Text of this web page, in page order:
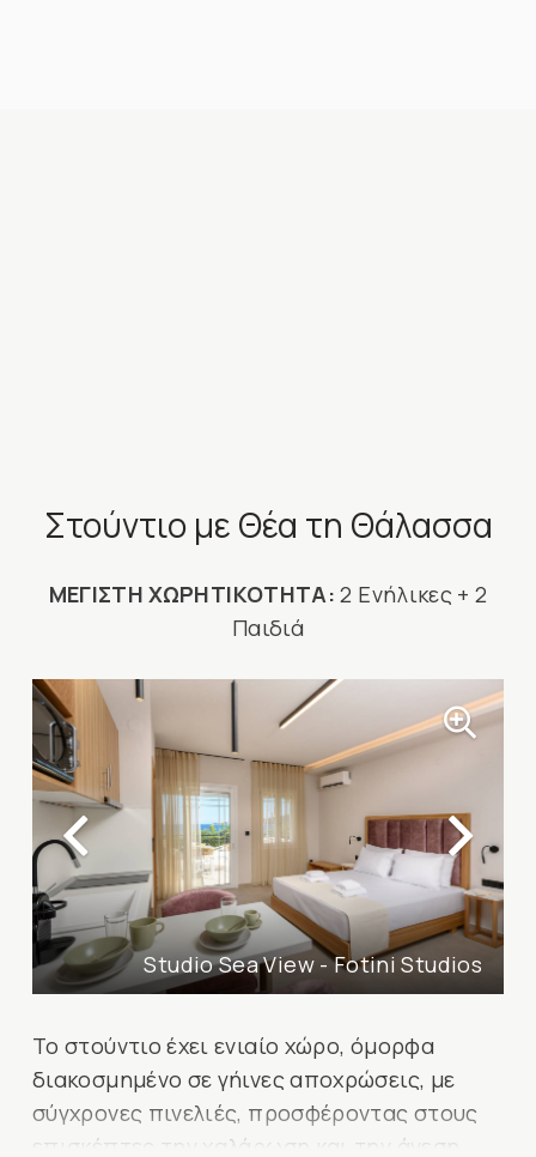
Στούντιο με Θέα τη Θάλασσα
ΜΕΓΙΣΤΗ ΧΩΡΗΤΙΚΟΤΗΤΑ: 2 Ενήλικες + 2
Παιδιά
Studio Sea View - Fotini Studios
Το στούντιο έχει ενιαίο χώρο, όμορφα
διακοσμημένο σε γήινες αποχρώσεις, με
σύγχρονες πινελιές, προσφέροντας στους
επισκέπτες την χαλάρωση και την άνεση